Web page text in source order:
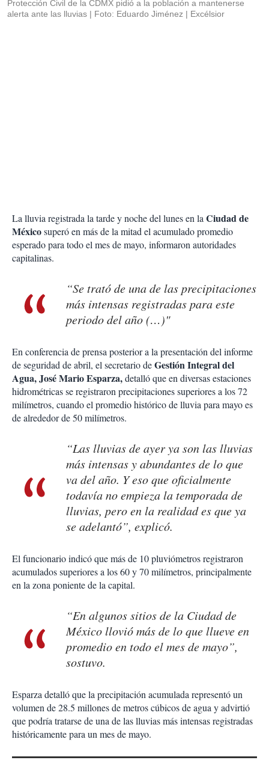
Protección Civil de la CDMX pidió a la población a mantenerse
alerta ante las lluvias
Foto: Eduardo Jiménez | Excélsior
La lluvia registrada la tarde y noche del lunes en laCiudad de
Méxicosuperó en más de la mitad el acumulado promedio
esperado para todo el mes de mayo, informaron autoridades
capitalinas.
“Se trató de una de las precipitaciones
más intensas registradas para este
periodo del año (…)"
En conferencia de prensa posterior a la presentación del informe
de seguridad de abril, el secretario deGestión Integral del
Agua, José Mario Esparza,detalló que en diversas estaciones
hidrométricas se registraron precipitaciones superiores a los 72
milímetros, cuando el promedio histórico de lluvia para mayo es
de alrededor de 50 milímetros.
“Las lluvias de ayer ya son las lluvias
más intensas y abundantes de lo que
va del año. Y eso que oficialmente
todavía no empieza la temporada de
lluvias, pero en la realidad es que ya
se adelantó”, explicó.
El funcionario indicó que más de 10 pluviómetros registraron
acumulados superiores a los 60 y 70 milímetros, principalmente
en la zona poniente de la capital.
“En algunos sitios de la Ciudad de
México llovió más de lo que llueve en
promedio en todo el mes de mayo”,
sostuvo.
Esparza detalló que la precipitación acumulada representó un
volumen de 28.5 millones de metros cúbicos de agua y advirtió
que podría tratarse de una de las lluvias más intensas registradas
históricamente para un mes de mayo.